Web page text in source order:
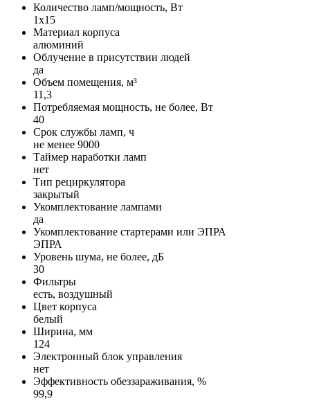
Количество ламп/мощность, Вт
1x15
Материал корпуса
алюминий
Облучение в присутствии людей
да
Объем помещения, м³
11,3
Потребляемая мощность, не более, Вт
40
Срок службы ламп, ч
не менее 9000
Таймер наработки ламп
нет
Тип рециркулятора
закрытый
Укомплектование лампами
да
Укомплектование стартерами или ЭПРА
ЭПРА
Уровень шума, не более, дБ
30
Фильтры
есть, воздушный
Цвет корпуса
белый
Ширина, мм
124
Электронный блок управления
нет
Эффективность обеззараживания, %
99,9